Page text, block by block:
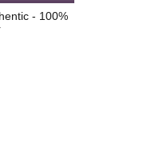
- 100%